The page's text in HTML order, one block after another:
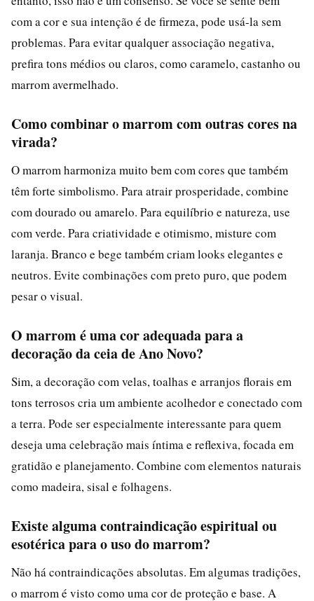
com a cor e sua intenção é de firmeza, pode usá-la sem
problemas. Para evitar qualquer associação negativa,
prefira tons médios ou claros, como caramelo, castanho ou
marrom avermelhado.
Como combinar o marrom com outras cores na
virada?
O marrom harmoniza muito bem com cores que também
têm forte simbolismo. Para atrair prosperidade, combine
com dourado ou amarelo. Para equilíbrio e natureza, use
com verde. Para criatividade e otimismo, misture com
laranja. Branco e bege também criam looks elegantes e
neutros. Evite combinações com preto puro, que podem
pesar o visual.
O marrom é uma cor adequada para a
decoração da ceia de Ano Novo?
Sim, a decoração com velas, toalhas e arranjos florais em
tons terrosos cria um ambiente acolhedor e conectado com
a terra. Pode ser especialmente interessante para quem
deseja uma celebração mais íntima e reflexiva, focada em
gratidão e planejamento. Combine com elementos naturais
como madeira, sisal e folhagens.
Existe alguma contraindicação espiritual ou
esotérica para o uso do marrom?
Não há contraindicações absolutas. Em algumas tradições,
o marrom é visto como uma cor de proteção e base. A